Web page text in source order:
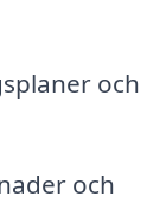
och
och